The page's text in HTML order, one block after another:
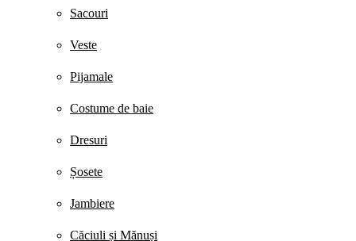
Sacouri
Veste
Pijamale
Costume de baie
Dresuri
Șosete
Jambiere
Căciuli și Mănuși